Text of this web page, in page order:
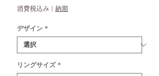
消費税込み 納期
デザイン *
リングサイズ *